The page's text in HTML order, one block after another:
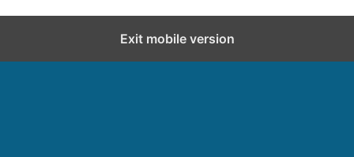
Exit mobile version